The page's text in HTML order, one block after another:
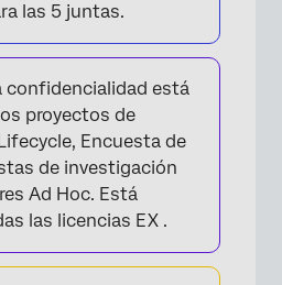
las 5 juntas.
confidencialidad está
proyectos de
Encuesta de
de investigación
Ad Hoc. Está
las licencias EX .